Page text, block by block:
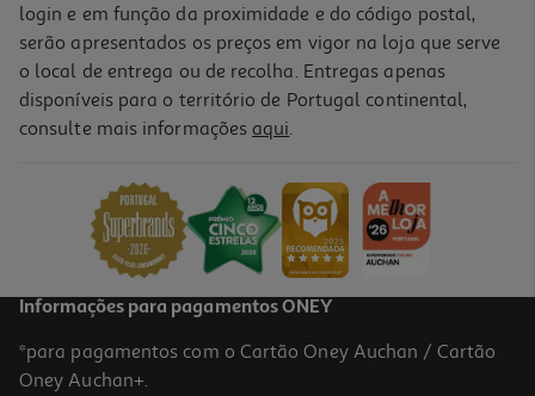
login e em função da proximidade e do código postal,
serão apresentados os preços em vigor na loja que serve
o local de entrega ou de recolha. Entregas apenas
disponíveis para o território de Portugal continental,
consulte mais informações aqui.
Informações para pagamentos ONEY
*para pagamentos com o Cartão Oney Auchan / Cartão
Oney Auchan+.